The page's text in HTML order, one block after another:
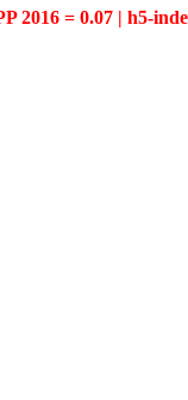
2016 = 0.07 | h5-